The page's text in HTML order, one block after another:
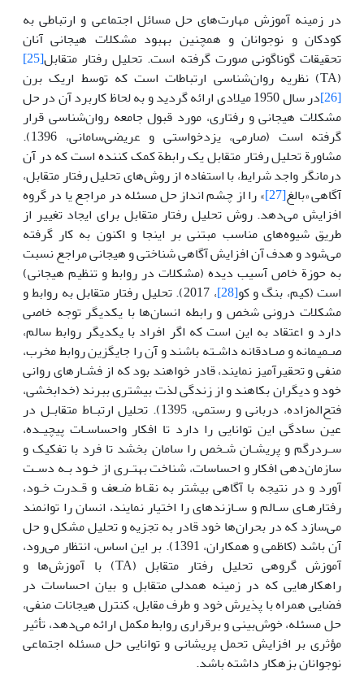
در زمینه آموزش مهارت‌های حل مسائل اجتماعی و ارتباطی به
کودکان و نوجوانان و همچنین بهبود مشکلات هیجانی آنان
تحقیقات گوناگونی صورت گرفته است. تحلیل رفتار متقابل[25]
(TA) نظریه روان‌شناسی ارتباطات است که توسط اریک برن
[26]
در سال 1950 میلادی ارائه گردید و به لحاظ کاربرد آن در حل
مشکلات هیجانی و رفتاری، مورد قبول جامعه روان‌شناسی قرار
گرفته است (صارمی، یزدخواستی و عریضی‌سامانی، 1396).
مشاورة تحلیل رفتار متقابل یک رابطة کمک کننده است که در آن
درمانگر واجد شرایط، با استفاده از روش‌های تحلیل رفتار متقابل،
آگاهی «بالغ[27]
» را از چشم انداز حل مسئله در مراجع یا در گروه
افزایش می‌دهد. روش تحلیل رفتار متقابل برای ایجاد تغییر از
طریق شیوه‌های مناسب مبتنی بر اینجا و اکنون به کار گرفته
می‌شود و هدف آن افزایش آگاهی شناختی و هیجانی مراجع نسبت
به حوزة خاص آسیب دیده (مشکلات در روابط و تنظیم هیجانی)
است (کیم، بنگ و کو[28]
، 2017). تحلیل رفتار متقابل به روابط و
مشکلات درونی شخص و رابطه انسان‌ها با یکدیگر توجه خاصی
دارد و اعتقاد به این است که اگر افراد با یکدیگر روابط سالم،
صـمیمانه و صـادقانه داشـته باشند و آن را جایگزین روابط مخرب،
منفی و تحقیرآمیز نمایند، قادر خواهند بود که از فشـارهای روانی
خود و دیگران بکاهند و از زندگی لذت بیشتری ببرند (خدابخشی،
فتح‌اله‌زاده، دربانی و رستمی، 1395). تحلیل ارتبـاط متقابـل در
عین سادگی این توانایی را دارد تا افکار واحساسـات پیچیـده،
سـردرگم و پریشـان شـخص را سامان بخشد تا فرد با تفکیک و
سازمان‌دهی افکار و احساسات، شناخت بهتـری از خـود بـه دسـت
آورد و در نتیجه با آگاهی بیشتر به نقـاط ضـعف و قـدرت خـود،
رفتارهـای سـالم و سـازندهای را اختیار نمایند، انسان را توانمند
می‌سازد که در بحران‌ها خود قادر به تجزیه و تحلیل مشکل و حل
آن باشد (کاظمی و همکاران، 1391). بر این اساس، انتظار می‌رود،
آموزش گروهی تحلیل رفتار متقابل (TA) با آموزش‌ها و
راهکارهایی که در زمینه همدلی متقابل و بیان احساسات در
فضایی همراه با پذیرش خود و طرف مقابل، کنترل هیجانات منفی،
حل مسئله، خوش‌بینی و برقراری روابط مکمل ارائه می‌دهد، تأثیر
مؤثری بر افزایش تحمل پریشانی و توانایی حل مسئله اجتماعی
نوجوانان بزهکار داشته باشد.